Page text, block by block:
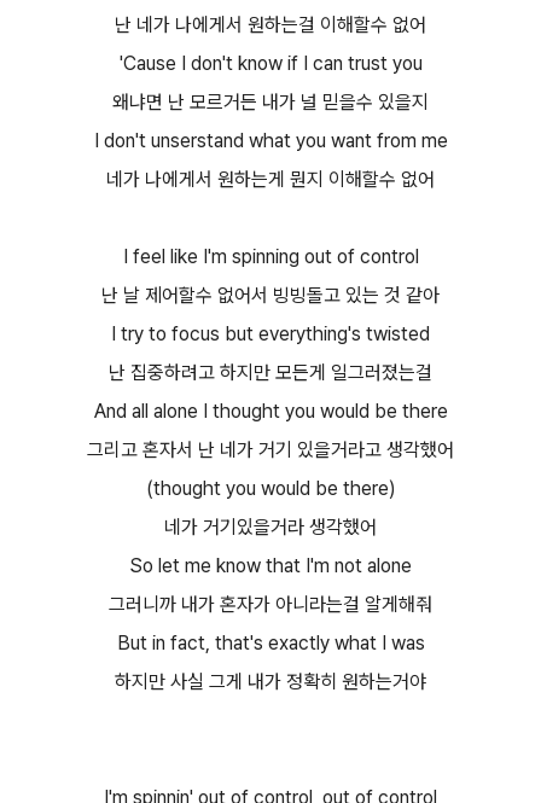
난 네가 나에게서 원하는걸 이해할수 없어
'Cause I don't know if I can trust you
왜냐면 난 모르거든 내가 널 믿을수 있을지
I don't unserstand what you want from me
네가 나에게서 원하는게 뭔지 이해할수 없어
I feel like I'm spinning out of control
난 날 제어할수 없어서 빙빙돌고 있는 것 같아
I try to focus but everything's twisted
난 집중하려고 하지만 모든게 일그러졌는걸
And all alone I thought you would be there
그리고 혼자서 난 네가 거기 있을거라고 생각했어
(thought you would be there)
네가 거기있을거라 생각했어
So let me know that I'm not alone
그러니까 내가 혼자가 아니라는걸 알게해줘
But in fact, that's exactly what I was
하지만 사실 그게 내가 정확히 원하는거야
I'm spinnin' out of control, out of control